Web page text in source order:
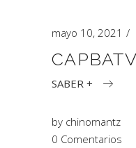
mayo 10, 2021
CAPBATV
SABER +
by chinomantz
0 Comentarios